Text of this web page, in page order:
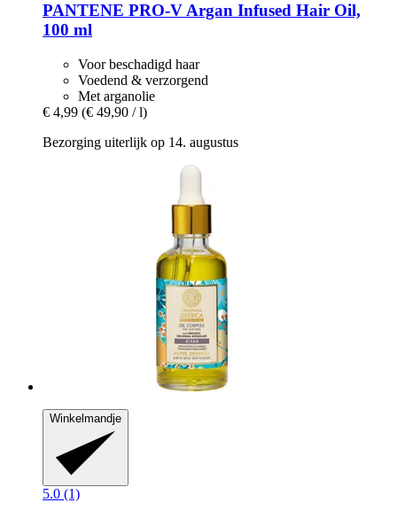
PANTENE PRO-VArgan Infused Hair Oil,
100 ml
Voor beschadigd haar
Voedend & verzorgend
Met arganolie
€ 4,99 (€ 49,90 / l)
Bezorging uiterlijk op 14. augustus
Winkelmandje
5.0 (1)